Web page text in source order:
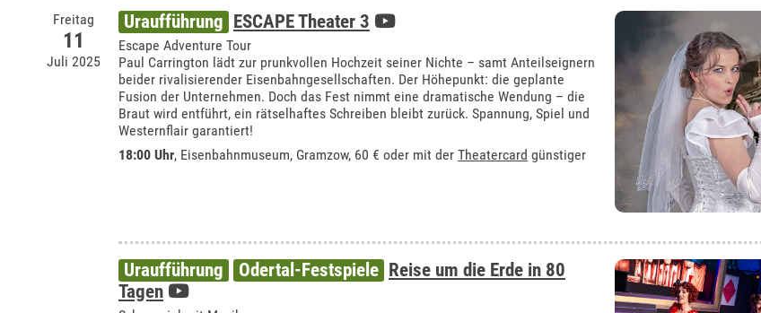
Freitag
11
Juli 2025
Uraufführung ESCAPE Theater 3
Escape Adventure Tour
Paul Carrington lädt zur prunkvollen Hochzeit seiner Nichte – samt Anteilseignern
beider rivalisierender Eisenbahngesellschaften. Der Höhepunkt: die geplante
Fusion der Unternehmen. Doch das Fest nimmt eine dramatische Wendung – die
Braut wird entführt, ein rätselhaftes Schreiben bleibt zurück. Spannung, Spiel und
Westernflair garantiert!
18:00 Uhr, Eisenbahnmuseum, Gramzow, 60 € oder mit der Theatercard günstiger
Uraufführung Odertal-Festspiele Reise um die Erde in 80
Tagen